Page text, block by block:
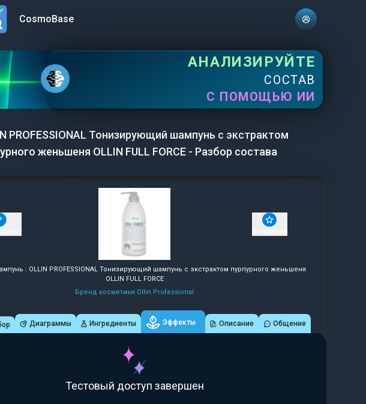
menuCosmoBase
АНАЛИЗИРУЙТЕ
СОСТАВ
С ПОМОЩЬЮ ИИ
PROFESSIONAL Тонизирующий шампунь с экстрактом
женьшеня OLLIN FULL FORCE - Разбор состава
: OLLIN PROFESSIONAL Тонизирующий шампунь с экстрактом пурпурного женьшеня
OLLIN FULL FORCE
Бренд косметики Ollin Professional
Диаграммы Ингредиенты Эффекты Описание Общение
Тестовый доступ завершен